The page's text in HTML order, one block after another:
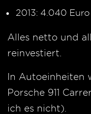
2013: 4.040 Euro
Alles netto und
reinvestiert.
In Autoeinheiten
Porsche 911
ich es nicht).